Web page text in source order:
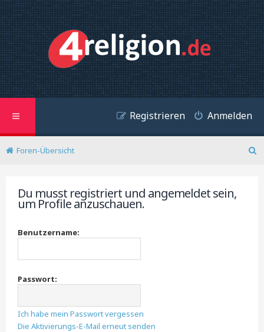
Anmelden
Registrieren
Foren-Übersicht
Du musst registriert und angemeldet sein,
um Profile anzuschauen.
Benutzername:
Passwort:
Ich habe mein Passwort vergessen
Die Aktivierungs-E-Mail erneut senden